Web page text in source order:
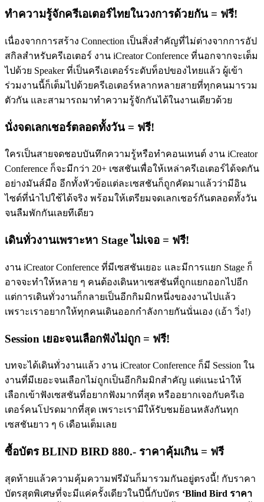
ทำความรู้จักครีเอเตอร์ไทยในวงการด้วยกัน = ฟรี!
เนื่องจากการสร้าง Connection เป็นสิ่งสำคัญที่ไม่ต่างจากการอัป
สกิลสำหรับครีเอเตอร์ งาน iCreator Conference ที่นอกจากจะเต็ม
ไปด้วย Speaker ที่เป็นครีเอเตอร์ระดับท็อปของไทยแล้ว ผู้เข้า
ร่วมงานนี้ก็เต็มไปด้วยครีเอเตอร์หลากหลายสายที่ทุกคนมารวม
ตัวกัน และสามารถมาทำความรู้จักกันได้ในงานเดียวด้วย
นั่งจดเลกเชอร์ตลอดทั้งวัน = ฟรี!
ใครเป็นสายจดชอบบันทึกความรู้หรือทำคอนเทนต์ งาน iCreator
Conference ก็จะมีกว่า 20+ เซสชันเพื่อให้เหล่าครีเอเตอร์ได้จดกัน
อย่างมันส์มือ อีกทั้งหัวข้อแต่ละเซสชันก็ถูกคัดมาแล้วว่ามีอิน
ไซต์ที่นำไปใช้ได้จริง พร้อมให้เตรียมจดเลกเชอร์กันตลอดทั้งวัน
จนลืมพักกันเลยทีเดียว
เดินทั่วงานเพราะหา Stage ไม่เจอ = ฟรี!
งาน iCreator Conference ที่มีเซสชันเยอะ และมีการแยก Stage ก็
อาจจะทำให้หลาย ๆ คนต้องเดินหาเซสชันที่ถูกแยกออกไปอีก
แต่การเดินทั่วงานก็กลายเป็นอีกกิมมิกหนึ่งของงานไปแล้ว
เพราะเราอยากให้ทุกคนเดินออกกำลังกายกันนั่นเอง (เอ้า วิ่ง!)
Session เยอะจนเลือกฟังไม่ถูก = ฟรี!
บทจะได้เดินทั่วงานแล้ว งาน iCreator Conference ก็มี Session ใน
งานที่มีเยอะจนเลือกไม่ถูกเป็นอีกกิมมิกสำคัญ แต่แนะนำให้
เลือกเข้าฟังเซสชันที่อยากฟังมากที่สุด หรืออยากเจอกับครีเอ
เตอร์คนโปรดมากที่สุด เพราะเรามีให้รับชมย้อนหลังกันทุก
เซสชันยาว ๆ 6 เดือนเต็มเลย
ซื้อบัตร BLIND BIRD 880.- ราคาคุ้มเกิน = ฟรี
สุดท้ายแล้วความคุ้มความฟรีมันก็มารวมกันอยู่ตรงนี้! กับราคา
บัตรสุดพิเศษที่จะมีแค่ครั้งเดียวในปีนี้กับบัตร ‘Blind Bird ราคา